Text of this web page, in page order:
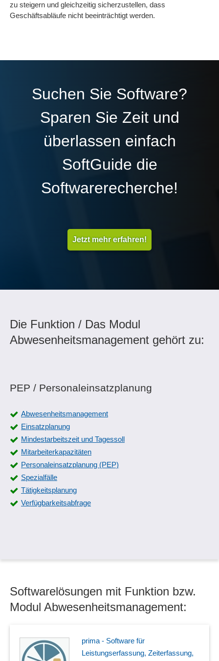
zu steigern und gleichzeitig sicherzustellen, dass
Geschäftsabläufe nicht beeinträchtigt werden.
Suchen Sie Software?
Sparen Sie Zeit und
überlassen einfach
SoftGuide die
Softwarerecherche!
Jetzt mehr erfahren!
Die Funktion / Das Modul
Abwesenheitsmanagement gehört zu:
PEP / Personaleinsatzplanung
Abwesenheitsmanagement
Einsatzplanung
Mindestarbeitszeit und Tagessoll
Mitarbeiterkapazitäten
Personaleinsatzplanung (PEP)
Spezialfälle
Tätigkeitsplanung
Verfügbarkeitsabfrage
Softwarelösungen mit Funktion bzw.
Modul Abwesenheitsmanagement:
prima - Software für
Leistungserfassung, Zeiterfassung,